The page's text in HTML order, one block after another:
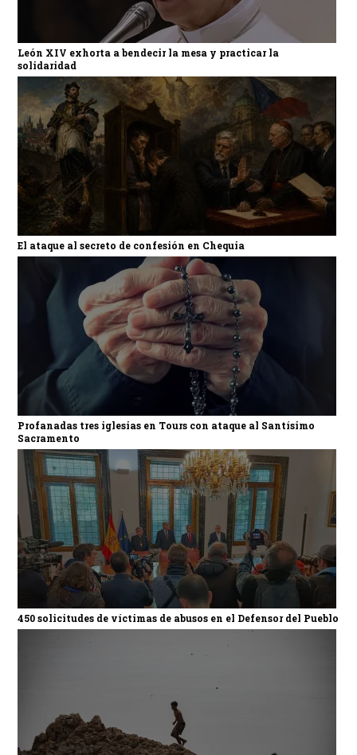
León XIV exhorta a bendecir la mesa y practicar la
solidaridad
El ataque al secreto de confesión en Chequia
Profanadas tres iglesias en Tours con ataque al Santísimo
Sacramento
450 solicitudes de víctimas de abusos en el Defensor del Pueblo